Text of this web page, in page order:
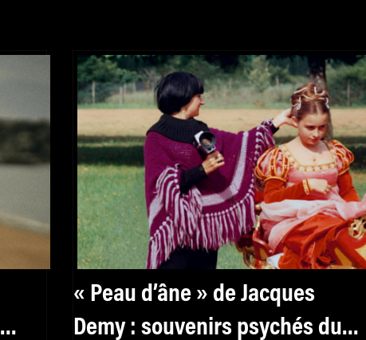
« Peau d’âne » de Jacques
Demy : souvenirs psychés du